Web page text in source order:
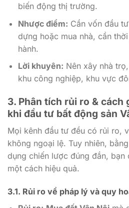
biến động thị trường.
Nhược điểm: Cần vốn đầu
dựng hoặc mua nhà, cần
hành.
Lời khuyên: Nên xây nhà
khu công nghiệp, khu vực
3. Phân tích rủi ro & cách
khi đầu tư bất động sản
Mọi kênh đầu tư đều có rủi ro,
không ngoại lệ. Tuy nhiên,
dụng chiến lược đúng đắn, bạn
một cách hiệu quả.
3.1. Rủi ro về pháp lý và quy